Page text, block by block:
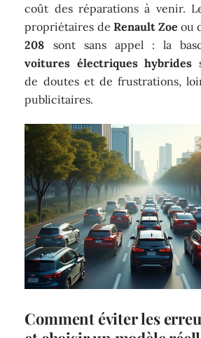
coût des réparations à venir.
propriétaires de Renault Zoe ou
208 sont sans appel : la
voitures électriques hybrides
de doutes et de frustrations,
publicitaires.
Comment éviter les